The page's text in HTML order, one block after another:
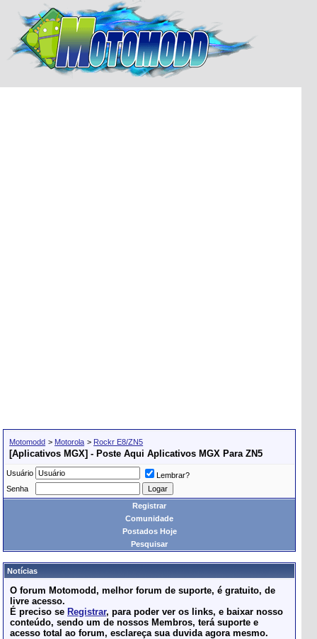
Motomodd > Motorola > Rockr E8/ZN5
[Aplicativos MGX] - Poste Aqui Aplicativos MGX Para ZN5
Usuário
Lembrar?
Senha
Registrar
Comunidade
Postados Hoje
Pesquisar
Notícias
O forum Motomodd, melhor forum de suporte, é gratuito, de
livre acesso.
É preciso se Registrar, para poder ver os links, e baixar nosso
conteúdo, sendo um de nossos Membros, terá suporte e
acesso total ao forum, esclareça sua duvida agora mesmo.